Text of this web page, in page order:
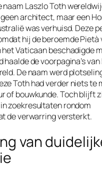
naam Laszlo Toth
architect, maar een
was verhuisd. Deze
hij de beroemde Pietà
Vaticaan beschadigde
haalde de voorpagina’s
De naam werd
Toth had verder niets te
of bouwkunde. Toch blijft
zoekresultaten rondom
de verwarring versterkt.
van